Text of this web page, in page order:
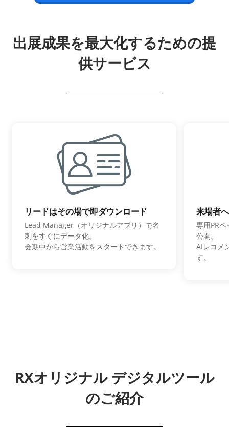
出展成果を最大化するための提
供サービス
リードはその場で即ダウンロード
Lead Manager（オリジナルアプリ）で名
刺をすぐにデータ化。
会期中から営業活動をスタートできます。
来場者
専用PR
公開。
AIレコメ
す。
RXオリジナル デジタルツール
のご紹介